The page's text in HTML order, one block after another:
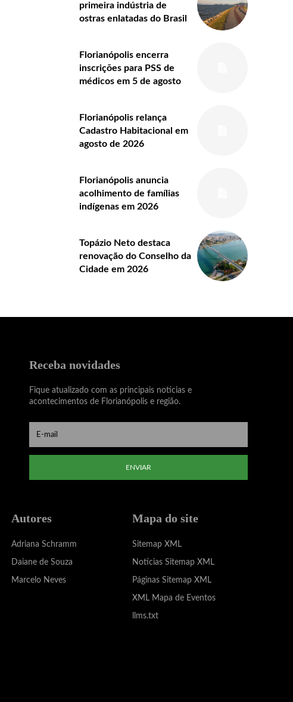
primeira indústria de
ostras enlatadas do Brasil
Florianópolis encerra
inscrições para PSS de
médicos em 5 de agosto
Florianópolis relança
Cadastro Habitacional em
agosto de 2026
Florianópolis anuncia
acolhimento de famílias
indígenas em 2026
Topázio Neto destaca
renovação do Conselho da
Cidade em 2026
Receba novidades
Fique atualizado com as principais notícias e
acontecimentos de Florianópolis e região.
ENVIAR
Autores
Adriana Schramm
Daiane de Souza
Marcelo Neves
Mapa do site
Sitemap XML
Notícias Sitemap XML
Páginas Sitemap XML
XML Mapa de Eventos
llms.txt